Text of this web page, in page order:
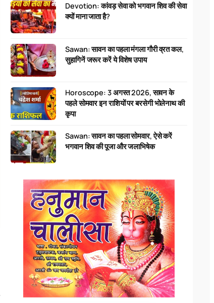
Devotion: कांवड़ सेवा को भगवान शिव की सेवा
क्यों माना जाता है?
Sawan: सावन का पहला मंगला गौरी व्रत कल,
सुहागिनें जरूर करें ये विशेष उपाय
Horoscope: 3 अगस्त 2026, सावन के
पहले सोमवार इन राशियों पर बरसेगी भोलेनाथ की
कृपा
Sawan: सावन का पहला सोमवार, ऐसे करें
भगवान शिव की पूजा और जलाभिषेक